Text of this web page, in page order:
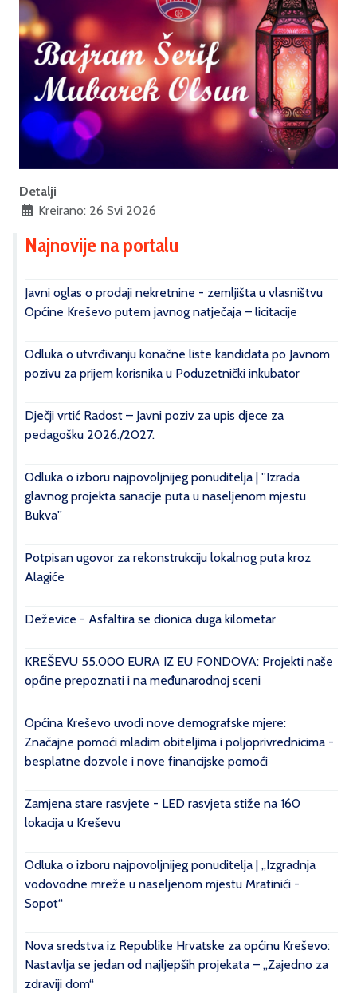
Detalji
Kreirano: 26 Svi 2026
Najnovije na portalu
Javni oglas o prodaji nekretnine - zemljišta u vlasništvu
Općine Kreševo putem javnog natječaja – licitacije
Odluka o utvrđivanju konačne liste kandidata po Javnom
pozivu za prijem korisnika u Poduzetnički inkubator
Dječji vrtić Radost – Javni poziv za upis djece za
pedagošku 2026./2027.
Odluka o izboru najpovoljnijeg ponuditelja | ''Izrada
glavnog projekta sanacije puta u naseljenom mjestu
Bukva''
Potpisan ugovor za rekonstrukciju lokalnog puta kroz
Alagiće
Deževice - Asfaltira se dionica duga kilometar
KREŠEVU 55.000 EURA IZ EU FONDOVA: Projekti naše
općine prepoznati i na međunarodnoj sceni
Općina Kreševo uvodi nove demografske mjere:
Značajne pomoći mladim obiteljima i poljoprivrednicima -
besplatne dozvole i nove financijske pomoći
Zamjena stare rasvjete - LED rasvjeta stiže na 160
lokacija u Kreševu
Odluka o izboru najpovoljnijeg ponuditelja | „Izgradnja
vodovodne mreže u naseljenom mjestu Mratinići -
Sopot“
Nova sredstva iz Republike Hrvatske za općinu Kreševo:
Nastavlja se jedan od najljepših projekata – „Zajedno za
zdraviji dom“